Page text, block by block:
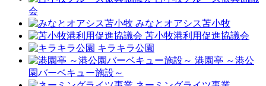
会
みなとオアシス苫小牧
苫小牧港利用促進協議会
キラキラ公園
港園亭 ～港公
園バーベキュー施設～